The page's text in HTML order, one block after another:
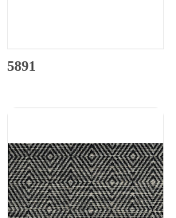
5891